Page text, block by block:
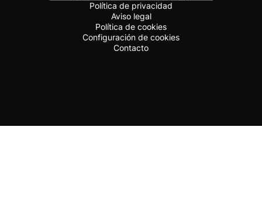
Política de privacidad
Aviso legal
Política de cookies
Configuración de cookies
Contacto